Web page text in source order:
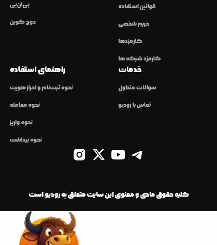
بی‌ان‌بی
دوج کوین
قوانین استفاده
حریم شخصی
کارمزدها
کارمزد شبکه ها
راهنمای استفاده
نحوه ثبت‌نام و احراز هویت
نحوه معامله
نحوه واریز
نحوه برداشت
خدمات
سوالات متداول
تماس با رودیو
کلیه حقوق مادی و معنوی این سایت متعلق به رودیو است